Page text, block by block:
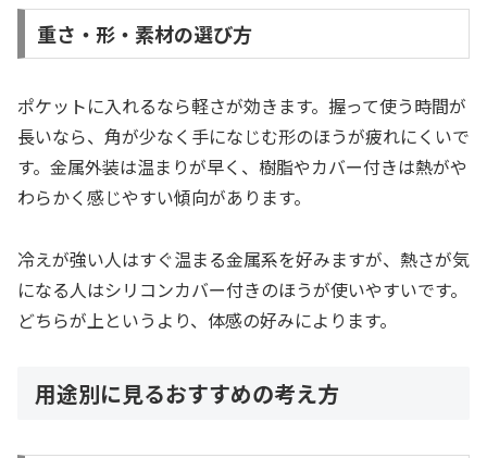
重さ・形・素材の選び方
ポケットに入れるなら軽さが効きます。握って使う時間が
長いなら、角が少なく手になじむ形のほうが疲れにくいで
す。金属外装は温まりが早く、樹脂やカバー付きは熱がや
わらかく感じやすい傾向があります。
冷えが強い人はすぐ温まる金属系を好みますが、熱さが気
になる人はシリコンカバー付きのほうが使いやすいです。
どちらが上というより、体感の好みによります。
用途別に見るおすすめの考え方